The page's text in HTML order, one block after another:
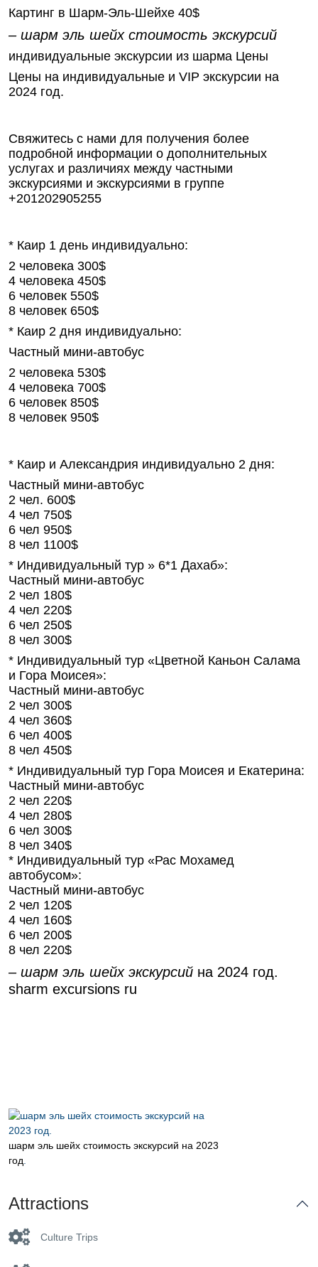
Картинг в Шарм-Эль-Шейхе 40$
– шарм эль шейх стоимость экскурсий
индивидуальные экскурсии из шарма Цены
Цены на индивидуальные и VIP экскурсии на
2024 год.
Свяжитесь с нами для получения более
подробной информации о дополнительных
услугах и различиях между частными
экскурсиями и экскурсиями в группе
+201202905255
* Каир 1 день индивидуально:
2 человека 300$
4 человека 450$
6 человек 550$
8 человек 650$
* Каир 2 дня индивидуально:
Частный мини-автобус
2 человека 530$
4 человека 700$
6 человек 850$
8 человек 950$
* Каир и Александрия индивидуально 2 дня:
Частный мини-автобус
2 чел. 600$
4 чел 750$
6 чел 950$
8 чел 1100$
* Индивидуальный тур » 6*1 Дахаб»:
Частный мини-автобус
2 чел 180$
4 чел 220$
6 чел 250$
8 чел 300$
* Индивидуальный тур «Цветной Каньон Салама
и Гора Моисея»:
Частный мини-автобус
2 чел 300$
4 чел 360$
6 чел 400$
8 чел 450$
* Индивидуальный тур Гора Моисея и Екатерина:
Частный мини-автобус
2 чел 220$
4 чел 280$
6 чел 300$
8 чел 340$
* Индивидуальный тур «Рас Мохамед
автобусом»:
Частный мини-автобус
2 чел 120$
4 чел 160$
6 чел 200$
8 чел 220$
– шарм эль шейх экскурсий на 2024 год.
sharm excursions ru
шарм эль шейх стоимость экскурсий на 2023
год
Attractions
Culture Trips